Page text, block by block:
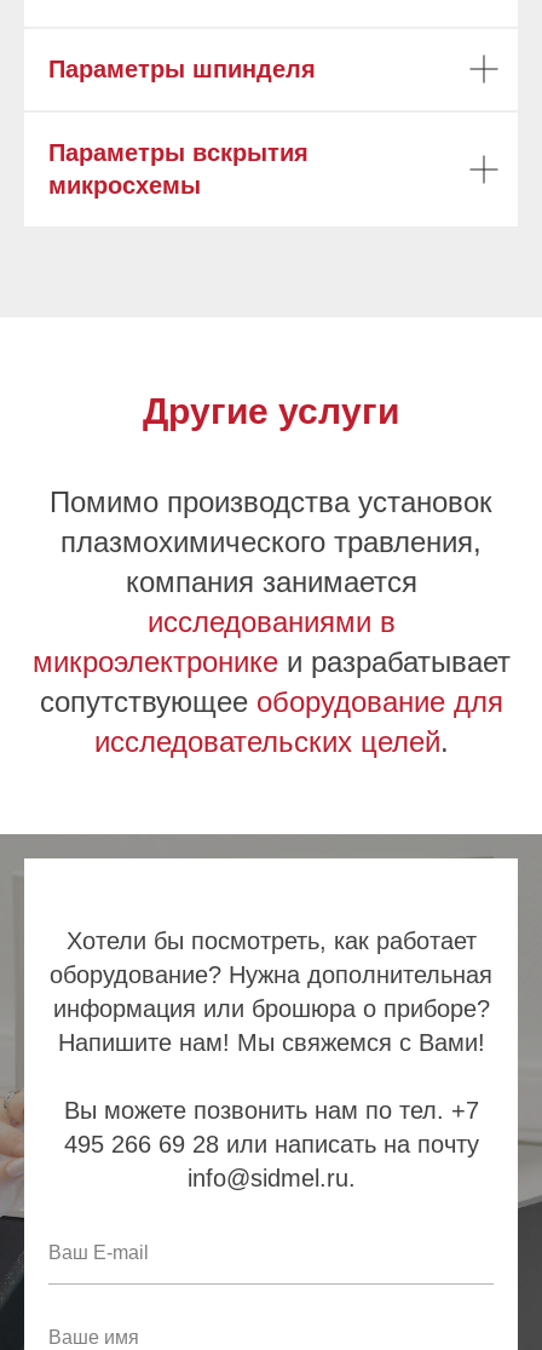
Параметры шпинделя
Параметры вскрытия
микросхемы
Другие услуги
Помимо производства установок
плазмохимического травления,
компания занимается
исследованиями в
микроэлектроникеи разрабатывает
сопутствующее оборудование для
исследовательских целей.
Хотели бы посмотреть, как работает
оборудование? Нужна дополнительная
информация или брошюра о приборе?
Напишите нам! Мы свяжемся с Вами!
Вы можете позвонить нам по тел. +7
495 266 69 28 или написать на почту
info@sidmel.ru.